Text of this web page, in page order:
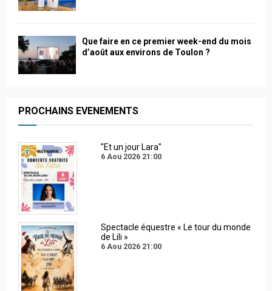
Que faire en ce premier week-end du mois
d’août aux environs de Toulon ?
PROCHAINS EVENEMENTS
"Et un jour Lara"
6 Aou 2026 21:00
Spectacle équestre « Le tour du monde
de Lili »
6 Aou 2026 21:00